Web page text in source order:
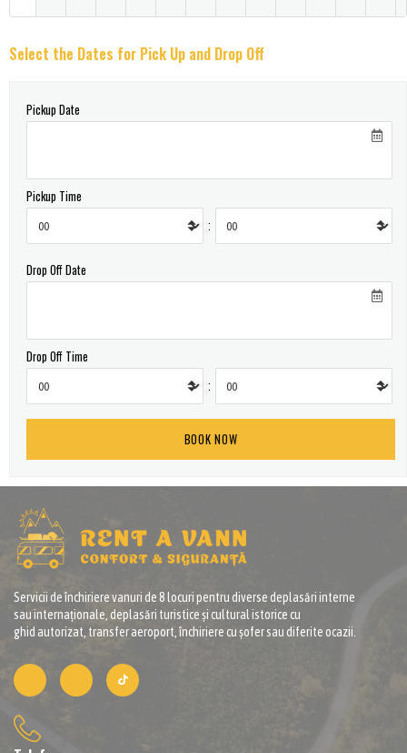
Select the Dates for Pick Up and Drop Off
Pickup Date
Pickup Time
:
Drop Off Date
Drop Off Time
:
Servicii de închiriere vanuri de 8 locuri pentru diverse deplasări interne
sau internaționale, deplasări turistice și cultural istorice cu
ghid autorizat, transfer aeroport, închiriere cu șofer sau diferite ocazii.